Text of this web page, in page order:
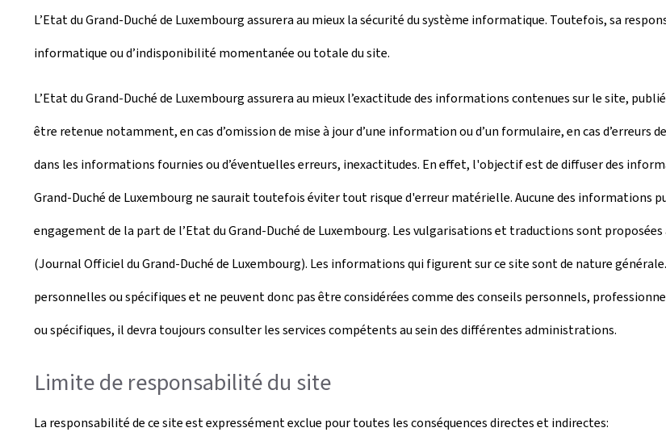
L’Etat du Grand-Duché de Luxembourg assurera au mieux la sécurité du système informatique. Toutefois, sa
informatique ou d’indisponibilité momentanée ou totale du site.
L’Etat du Grand-Duché de Luxembourg assurera au mieux l’exactitude des informations contenues sur le site,
être retenue notamment, en cas d’omission de mise à jour d’une information ou d’un formulaire, en cas d’erreurs
dans les informations fournies ou d’éventuelles erreurs, inexactitudes. En effet, l'objectif est de diffuser des
Grand-Duché de Luxembourg ne saurait toutefois éviter tout risque d'erreur matérielle. Aucune des informations
engagement de la part de l’Etat du Grand-Duché de Luxembourg. Les vulgarisations et traductions sont
(Journal Officiel du Grand-Duché de Luxembourg). Les informations qui figurent sur ce site sont de nature
personnelles ou spécifiques et ne peuvent donc pas être considérées comme des conseils personnels,
ou spécifiques, il devra toujours consulter les services compétents au sein des différentes administrations.
Limite de responsabilité du site
La responsabilité de ce site est expressément exclue pour toutes les conséquences directes et indirectes: